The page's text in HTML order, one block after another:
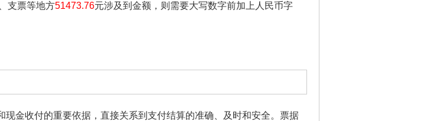
支票等地方51473.76元涉及到金额，则需要大写数字前加上人民币字
金收付的重要依据，直接关系到支付结算的准确、及时和安全。票据